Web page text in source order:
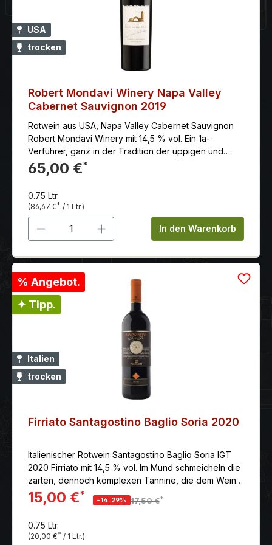
und von meist hochgelegenen Parzellen kommt
dieser Ripasso Valpolicella Superiore. Er ist kräftiger
und stoffiger als der normale Valpolicella, war fast ein
Jahr im Holzfass und verströmt ein reichhaltiges
Aroma von Kirschen, Gewürzen, getrocknete Früchte,
Agricola Stefano Accordini
USA
trocken
Robert Mondavi Winery Napa Valley
Cabernet Sauvignon 2019
Rotwein aus USA, Napa Valley Cabernet Sauvignon
Robert Mondavi Winery mit 14,5 % vol. Ein 1a-
Verführer, ganz in der Tradition der üppigen und
zugleich hocheleganten Napa Valley- Cabernet
Sauvignon von Robert Mondavi.
65,00 €*
0.75 Ltr.
(86,67 €* / 1 Ltr.)
Produkt Anzahl: Gib denIn den Warenkorb
% Angebot.
✦ Tipp.
Italien
trocken
Firriato Santagostino Baglio Soria 2020
Italienischer Rotwein Santagostino Baglio Soria IGT
2020 Firriato mit 14,5 % vol. Im Mund schmeicheln die
zarten, dennoch komplexen Tannine, die dem Wein
einen langen, sanften Abgang bescheren.
15,00 €*
-14.29% 17,50 €*
0.75 Ltr.
(20,00 €* / 1 Ltr.)